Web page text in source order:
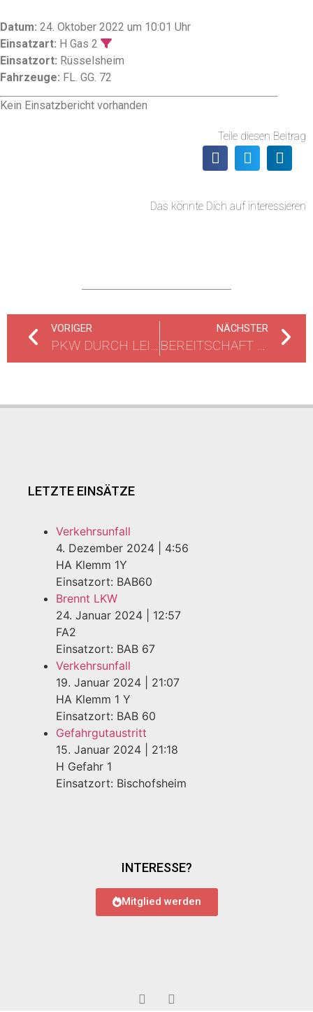
Datum: 24. Oktober 2022 um 10:01 Uhr
Einsatzart: H Gas 2
Einsatzort: Rüsselsheim
Fahrzeuge: FL. GG. 72
Kein Einsatzbericht vorhanden
Teile diesen Beitrag
Das könnte Dich auf interessieren
VORIGER
PKW DURCH LEITPLANKE AUF AUTOBAHN
NÄCHSTER
BEREITSCHAFT BOMBENENTSCHÄRFUNG
LETZTE EINSÄTZE
Verkehrsunfall
4. Dezember 2024
4:56
HA Klemm 1Y
Einsatzort: BAB60
Brennt LKW
24. Januar 2024
12:57
FA2
Einsatzort: BAB 67
Verkehrsunfall
19. Januar 2024
21:07
HA Klemm 1 Y
Einsatzort: BAB 60
Gefahrgutaustritt
15. Januar 2024
21:18
H Gefahr 1
Einsatzort: Bischofsheim
INTERESSE?
Mitglied werden